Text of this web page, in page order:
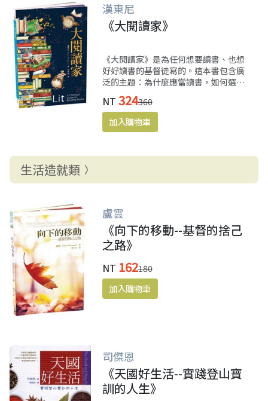
漢東尼
《大閱讀家》
《大閱讀家》是為任何想要讀書、也想
好好讀書的基督徒寫的。這本書包含廣
泛的主題：為什麼應當讀書，如何選擇
好書、如何找時間讀書，以及如何開開
心心地悠遊書海。神的恩典對我們生命
的塑造，將成為支撐立志一生閱讀的堅
實基礎。
NT 324360
生活造就類
盧雲
《向下的移動--基督的捨己
之路》
NT 162180
司傑恩
《天國好生活--實踐登山寶
訓的人生》